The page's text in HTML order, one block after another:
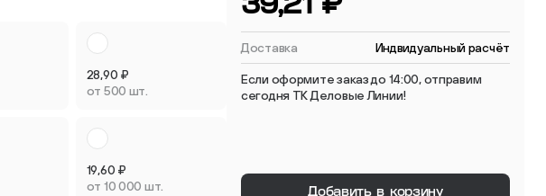
28,90 ₽
от 500 шт.
19,60 ₽
от 10 000 шт.
39,21 ₽
Доставка Индвидуальный расчёт
Если оформите заказ до 14:00, отправим
сегодня ТК Деловые Линии!
Добавить в корзину
Квадратные мебельные опоры
2 товара
Опоры пластиковые